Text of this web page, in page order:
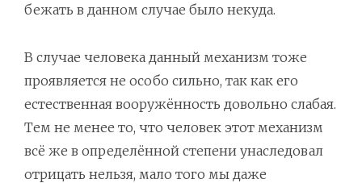
бежать в данном случае было некуда.
В случае человека данный механизм тоже
проявляется не особо сильно, так как его
естественная вооружённость довольно слабая.
Тем не менее то, что человек этот механизм
всё же в определённой степени унаследовал
отрицать нельзя, мало того мы даже